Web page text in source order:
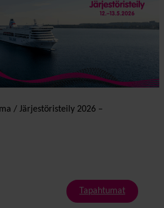
/ Järjestöristeily 2026 –
Tapahtumat